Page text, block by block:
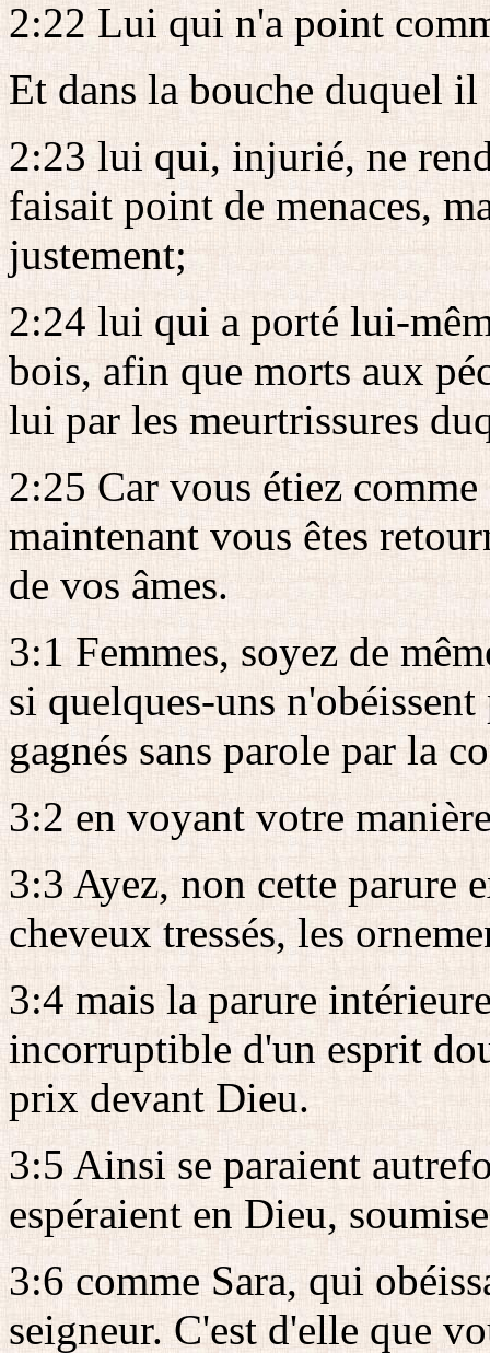
2:22 Lui qui n'a point
Et dans la bouche duquel
2:23 lui qui, injurié, ne
faisait point de menaces,
justement;
2:24 lui qui a porté lui-
bois, afin que morts aux
lui par les meurtrissures
2:25 Car vous étiez
maintenant vous êtes
de vos âmes.
3:1 Femmes, soyez de
si quelques-uns
gagnés sans parole par la
3:2 en voyant votre
3:3 Ayez, non cette parure
cheveux tressés, les
3:4 mais la parure
incorruptible d'un esprit
prix devant Dieu.
3:5 Ainsi se paraient
espéraient en Dieu,
3:6 comme Sara, qui
seigneur. C'est d'elle que